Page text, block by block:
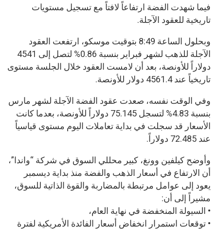
فيما شهدت الفضة ارتفاعاً لافتاً مع تسجيل مستويات
تاريخية للعقود الآجلة.
وبحلول الساعة 8:49 بتوقيت موسكو، ارتفعت العقود
الآجلة للذهب لشهر فبراير بنسبة 0.86% لتصل إلى 4541
دولاراً للأونصة، بعد أن لامست العقود خلال الجلسة مستوى
تاريخياً عند 4561.4 دولار للأونصة.
وفي الوقت نفسه، صعدت عقود الفضة الآجلة لشهر مارس
بنسبة 4.83% لتسجل 75.145 دولاراً للأونصة، بعدما كانت
الأسعار قد سجلت في بداية تعاملات اليوم مستوى قياسياً
عند 72.485 دولاراً.
وأوضح كيلفين وونغ، كبير محللي السوق في شركة “واندا”،
أن الارتفاع في أسعار الذهب والفضة منذ بداية ديسمبر
يعود إلى عوامل مرتبطة بالمضاربة والقوة الذاتية للسوق،
مشيراً إلى أن:
• السيولة المنخفضة في نهاية العام،
• توقعات استمرار انخفاض أسعار الفائدة الأمريكية لفترة